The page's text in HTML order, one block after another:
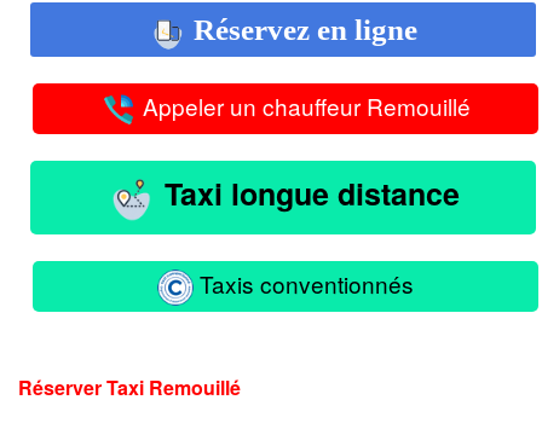
Réservez en ligne
Appeler un chauffeur Remouillé
Taxi longue distance
Taxis conventionnés
Réserver Taxi Remouillé